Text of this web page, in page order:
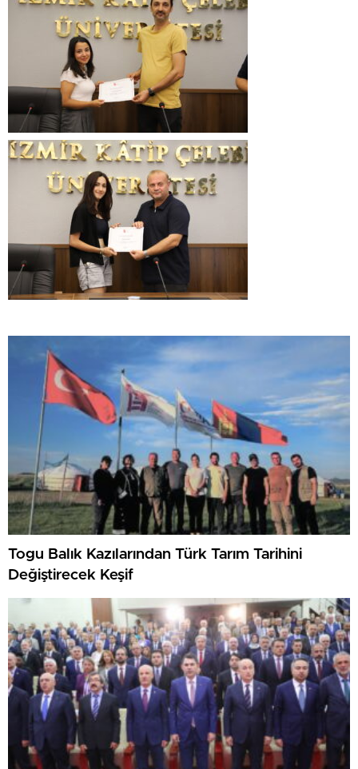
Togu Balık Kazılarından Türk Tarım Tarihini
Değiştirecek Keşif